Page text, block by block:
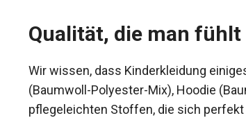
Qualität, die man
Wir wissen, dass Kinderkleidung
(Baumwoll-Polyester-Mix), Hoodie
pflegeleichten Stoffen, die sich perfekt